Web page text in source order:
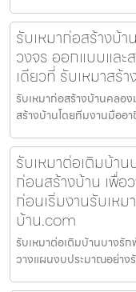
รับเหมาก่อสร้างบ้
วงจร ออกแบบและ
เดียวที่ รับเหมาสร้
รับเหมาก่อสร้างบ้านคลอ
สร้างบ้านโดยทีมงานมืออ
รับเหมาต่อเติมบ้า
ก่อนสร้างบ้าน เพื่
ก่อนเริ่มงานรับเหม
บ้าน.com
รับเหมาต่อเติมบ้านบางรั
วางแผนงบประมาณอย่าง